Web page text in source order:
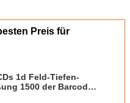
Preis für
1d Feld-Tiefen-
1500 der Barcode-